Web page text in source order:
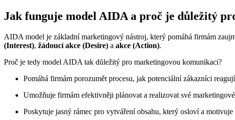
Jak funguje model AIDA a proč je důležitý
AIDA model je základní marketingový nástroj, který pomáhá firmám
(Interest), žádoucí akce (Desire) a akce (Action).
Proč je tedy model AIDA tak důležitý pro marketingovou komunikaci?
Pomáhá firmám porozumět procesu, jak potenciální zákazníci
Umožňuje firmám efektivněji plánovat a realizovat své
Poskytuje jasný rámec pro vytváření obsahu, který osloví a